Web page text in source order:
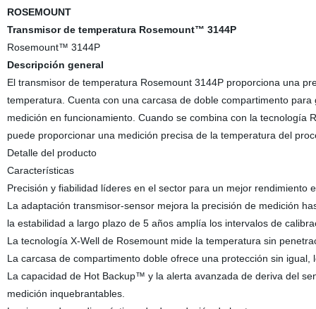
ROSEMOUNT
Transmisor de temperatura Rosemount™ 3144P
Rosemount™ 3144P
Descripción general
El transmisor de temperatura Rosemount 3144P proporciona una
temperatura. Cuenta con una carcasa de doble compartimento
medición en funcionamiento. Cuando se combina con la
puede proporcionar una medición precisa de la temperatura del
Detalle del producto
Características
Precisión y fiabilidad líderes en el sector para un mejor rendimiento
La adaptación transmisor-sensor mejora la precisión de medición
la estabilidad a largo plazo de 5 años amplía los intervalos de
La tecnología X-Well de Rosemount mide la temperatura sin
La carcasa de compartimento doble ofrece una protección sin
La capacidad de Hot Backup™ y la alerta avanzada de deriva del
medición inquebrantables.